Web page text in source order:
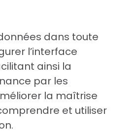
dans toute
l’interface
ainsi la
par les
la maîtrise
et utiliser